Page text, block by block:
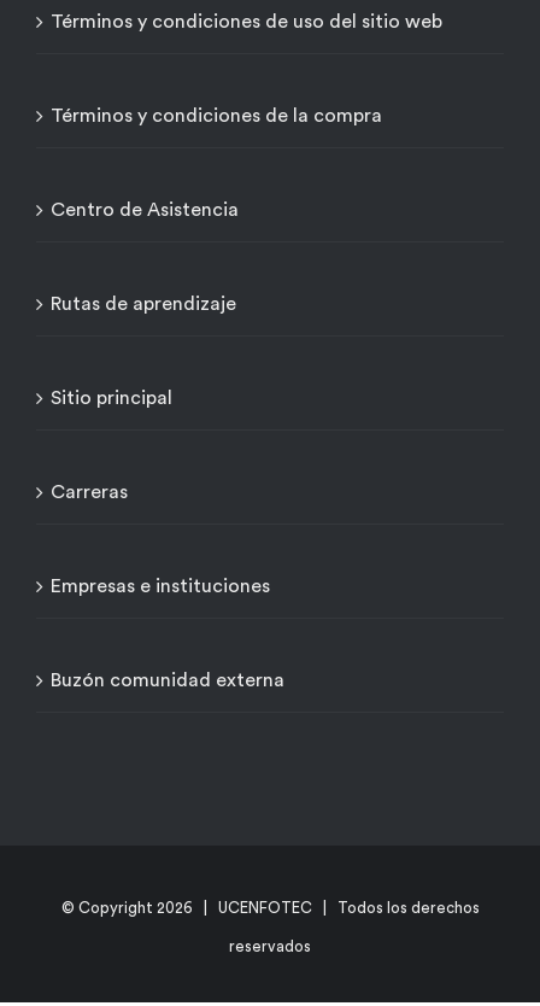
Términos y condiciones de uso del sitio web
Términos y condiciones de la compra
Centro de Asistencia
Rutas de aprendizaje
Sitio principal
Carreras
Empresas e instituciones
Buzón comunidad externa
© Copyright 2026 | UCENFOTEC | Todos los derechos
reservados